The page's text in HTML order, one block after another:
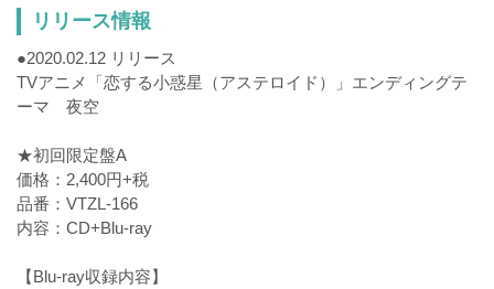
リリース情報
●2020.02.12 リリース
TVアニメ「恋する小惑星（アステロイド）」エンディングテ
ーマ 夜空
★初回限定盤A
価格：2,400円+税
品番：VTZL-166
内容：CD+Blu-ray
【Blu-ray収録内容】